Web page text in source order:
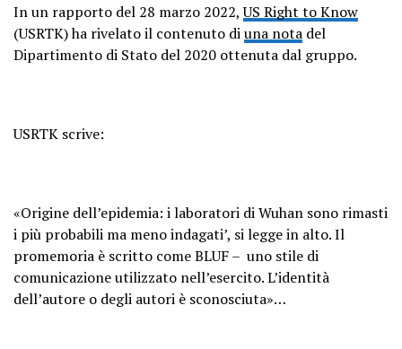
In un rapporto del 28 marzo 2022,US Right to Know
(USRTK) ha rivelato il contenuto diuna nota del
Dipartimento di Stato del 2020 ottenuta dal gruppo.
USRTK scrive:
«Origine dell’epidemia: i laboratori di Wuhan sono rimasti
i più probabili ma meno indagati’, si legge in alto. Il
promemoria è scritto come BLUF – uno stile di
comunicazione utilizzato nell’esercito. L’identità
dell’autore o degli autori è sconosciuta»…